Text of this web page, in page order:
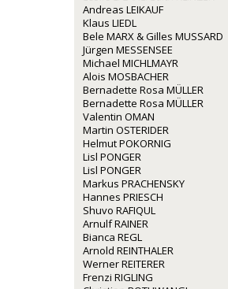
Andreas LEIKAUF
Klaus LIEDL
Bele MARX & Gilles MUSSARD
Jürgen MESSENSEE
Michael MICHLMAYR
Alois MOSBACHER
Bernadette Rosa MÜLLER
Bernadette Rosa MÜLLER
Valentin OMAN
Martin OSTERIDER
Helmut POKORNIG
Lisl PONGER
Lisl PONGER
Markus PRACHENSKY
Hannes PRIESCH
Shuvo RAFIQUL
Arnulf RAINER
Bianca REGL
Arnold REINTHALER
Werner REITERER
Frenzi RIGLING